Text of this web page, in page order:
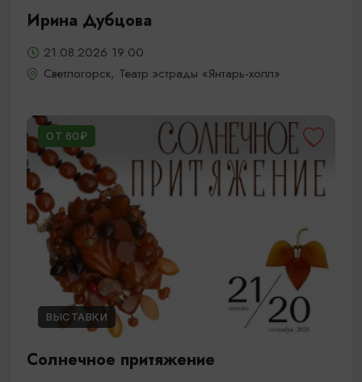
Ирина Дубцова
21.08.2026 19:00
Светлогорск, Театр эстрады «Янтарь-холл»
ОТ 60₽
ВЫСТАВКИ
Солнечное притяжение